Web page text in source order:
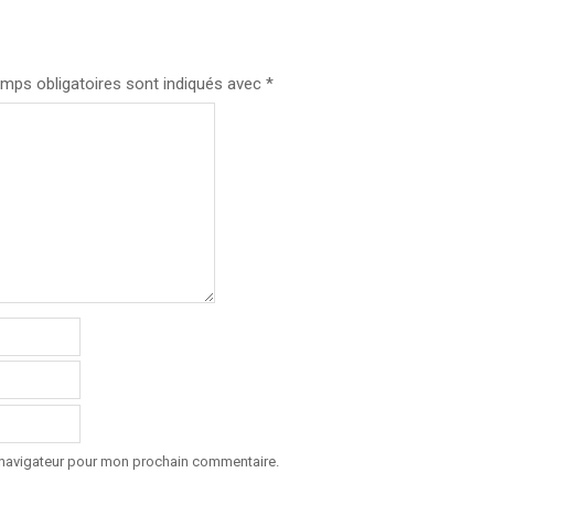
obligatoires sont indiqués avec *
pour mon prochain commentaire.